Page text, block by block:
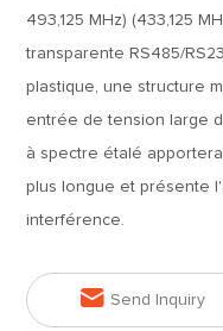
493,125 MHz) (433,125
transparente RS485/
plastique, une structure
entrée de tension large
à spectre étalé
plus longue et présente
interférence.
 Send Inquiry